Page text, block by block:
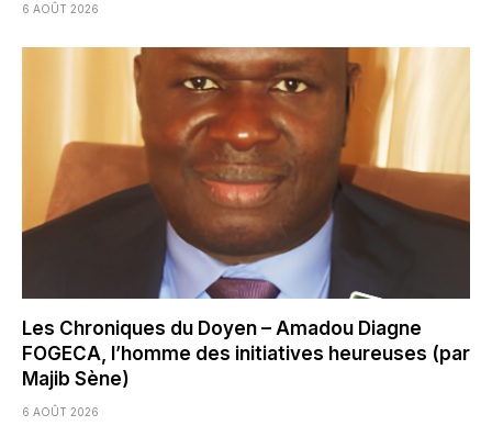
6 AOÛT 2026
Les Chroniques du Doyen – Amadou Diagne
FOGECA, l’homme des initiatives heureuses (par
Majib Sène)
6 AOÛT 2026